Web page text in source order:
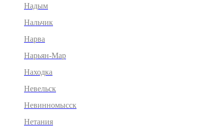
Надым
Нальчик
Нарва
Нарьян-Мар
Находка
Невельск
Невинномысск
Нетания